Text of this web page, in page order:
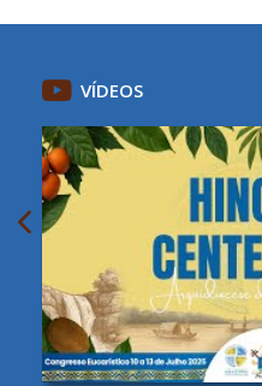
VÍDEOS